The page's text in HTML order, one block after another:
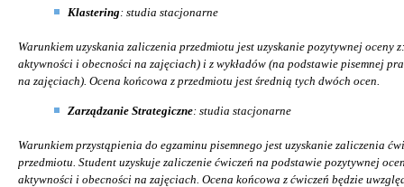
Klastering : studia stacjonarne
Warunkiem uzyskania zaliczenia przedmiotu jest uzyskanie pozytywnej oceny
aktywności i obecności na zajęciach) i z wykładów (na podstawie pisemnej
na zajęciach). Ocena końcowa z przedmiotu jest średnią tych dwóch ocen.
Zarządzanie Strategiczne: studia stacjonarne
Warunkiem przystąpienia do egzaminu pisemnego jest uzyskanie zaliczenia
przedmiotu. Student uzyskuje zaliczenie ćwiczeń na podstawie pozytywnej
aktywności i obecności na zajęciach. Ocena końcowa z ćwiczeń będzie